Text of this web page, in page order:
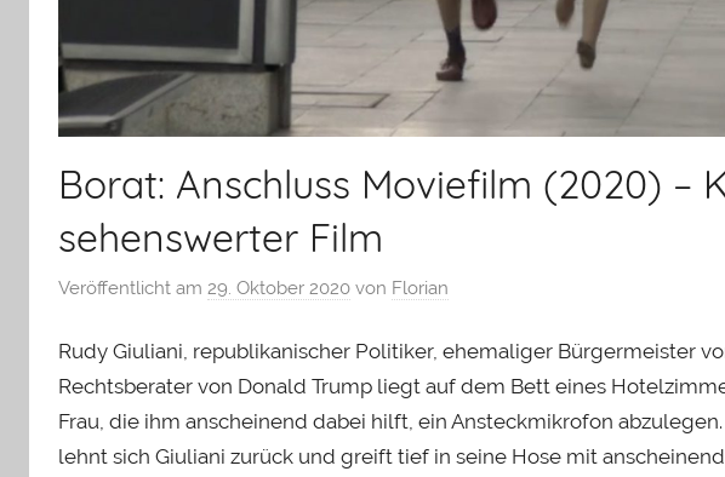
Borat: Anschluss Moviefilm (2020) –
sehenswerter Film
Veröffentlicht am 29. Oktober 2020 von Florian
Rudy Giuliani, republikanischer Politiker, ehemaliger Bürgermeister
Rechtsberater von Donald Trump liegt auf dem Bett eines
Frau, die ihm anscheinend dabei hilft, ein Ansteckmikrofon
lehnt sich Giuliani zurück und greift tief in seine Hose mit